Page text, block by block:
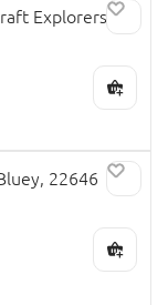
Explorers,
22646